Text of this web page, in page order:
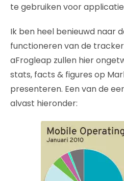
te gebruiken voor
Ik ben heel benieuwd naar
functioneren van de
aFrogleap zullen hier
stats, facts & figures op
presenteren. Een van de
alvast hieronder: